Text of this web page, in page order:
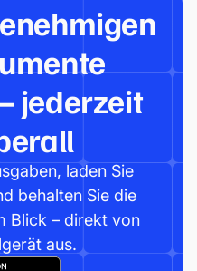
jederzeit
laden Sie
behalten Sie die
Blick – direkt von
aus.